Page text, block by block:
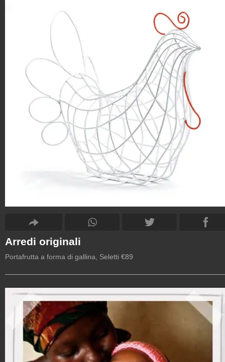
Arredi originali
Portafrutta a forma di gallina, Seletti €89